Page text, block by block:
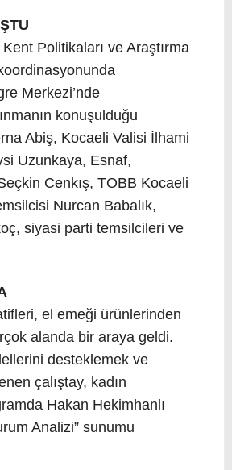
Politikaları ve Araştırma
Merkezi’nde
konuşulduğu
Abiş, Kocaeli Valisi İlhami
Uzunkaya, Esnaf,
Cenkış, TOBB Kocaeli
Nurcan Babalık,
siyasi parti temsilcileri ve
el emeği ürünlerinden
alanda bir araya geldi.
desteklemek ve
çalıştay, kadın
Hakan Hekimhanlı
Analizi” sunumu